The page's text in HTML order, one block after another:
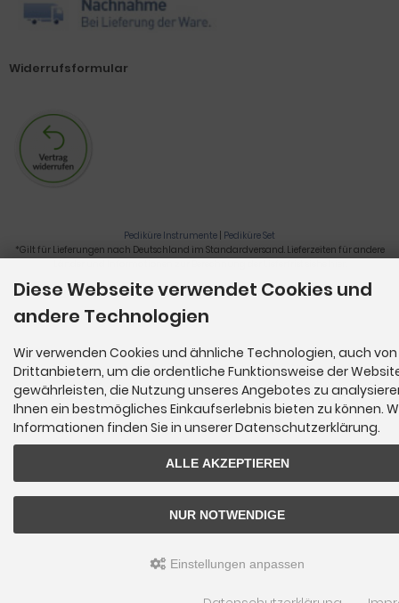
Widerrufsformular
Pediküre Instrumente | Pediküre Set
*Gilt für Lieferungen nach Deutschland im Standardversand. Lieferzeiten für andere
Nagelzange, Podologie, Pediküre, Fußpflegegeräte, Nagelfräser © 2026
Diese Webseite verwendet Cookies und
andere Technologien
Wir verwenden Cookies und ähnliche Technologien, auch von
Drittanbietern, um die ordentliche Funktionsweise der
gewährleisten, die Nutzung unseres Angebotes zu
Ihnen ein bestmögliches Einkaufserlebnis bieten zu können.
Informationen finden Sie in unserer Datenschutzerklärung.
ALLE AKZEPTIEREN
NUR NOTWENDIGE
Einstellungen anpassen